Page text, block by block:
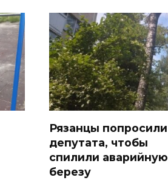
Рязанцы попросили
депутата, чтобы
спилили аварийную
березу